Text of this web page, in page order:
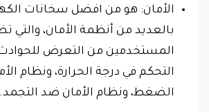
الأمان: هو من افضل سخانات
بالعديد من أنظمة الأمان، والتي
المستخدمين من التعرض
التحكم في درجة الحرارة، ونظام
الضغط، ونظام الأمان ضد التجمد.